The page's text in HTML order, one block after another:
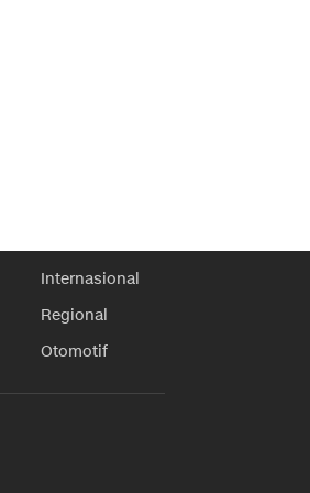
Internasional
Regional
Otomotif